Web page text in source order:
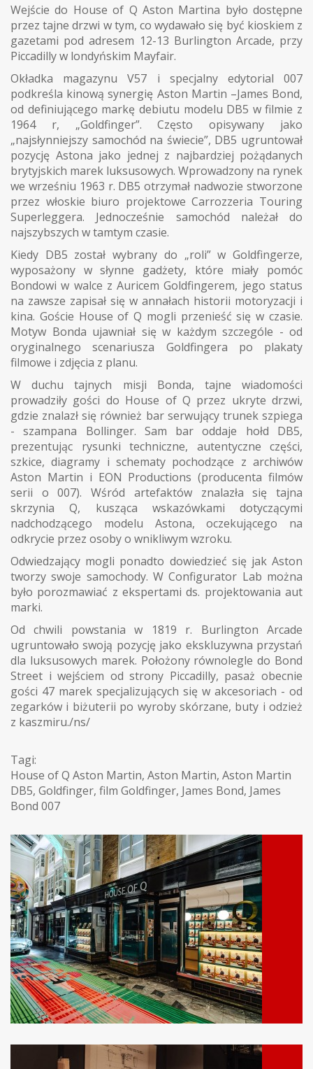
Wejście do House of Q Aston Martina było dostępne
przez tajne drzwi w tym, co wydawało się być kioskiem z
gazetami pod adresem 12-13 Burlington Arcade, przy
Piccadilly w londyńskim Mayfair.
Okładka magazynu V57 i specjalny edytorial 007
podkreśla kinową synergię Aston Martin –James Bond,
od definiującego markę debiutu modelu DB5 w filmie z
1964 r, „Goldfinger”. Często opisywany jako
„najsłynniejszy samochód na świecie”, DB5 ugruntował
pozycję Astona jako jednej z najbardziej pożądanych
brytyjskich marek luksusowych. Wprowadzony na rynek
we wrześniu 1963 r. DB5 otrzymał nadwozie stworzone
przez włoskie biuro projektowe Carrozzeria Touring
Superleggera. Jednocześnie samochód należał do
najszybszych w tamtym czasie.
Kiedy DB5 został wybrany do „roli” w Goldfingerze,
wyposażony w słynne gadżety, które miały pomóc
Bondowi w walce z Auricem Goldfingerem, jego status
na zawsze zapisał się w annałach historii motoryzacji i
kina. Goście House of Q mogli przenieść się w czasie.
Motyw Bonda ujawniał się w każdym szczególe - od
oryginalnego scenariusza Goldfingera po plakaty
filmowe i zdjęcia z planu.
W duchu tajnych misji Bonda, tajne wiadomości
prowadziły gości do House of Q przez ukryte drzwi,
gdzie znalazł się również bar serwujący trunek szpiega
- szampana Bollinger. Sam bar oddaje hołd DB5,
prezentując rysunki techniczne, autentyczne części,
szkice, diagramy i schematy pochodzące z archiwów
Aston Martin i EON Productions (producenta filmów
serii o 007). Wśród artefaktów znalazła się tajna
skrzynia Q, kusząca wskazówkami dotyczącymi
nadchodzącego modelu Astona, oczekującego na
odkrycie przez osoby o wnikliwym wzroku.
Odwiedzający mogli ponadto dowiedzieć się jak Aston
tworzy swoje samochody. W Configurator Lab można
było porozmawiać z ekspertami ds. projektowania aut
marki.
Od chwili powstania w 1819 r. Burlington Arcade
ugruntowało swoją pozycję jako ekskluzywna przystań
dla luksusowych marek. Położony równolegle do Bond
Street i wejściem od strony Piccadilly, pasaż obecnie
gości 47 marek specjalizujących się w akcesoriach - od
zegarków i biżuterii po wyroby skórzane, buty i odzież
z kaszmiru./ns/
Tagi:
House of Q Aston Martin, Aston Martin, Aston Martin
DB5, Goldfinger, film Goldfinger, James Bond, James
Bond 007